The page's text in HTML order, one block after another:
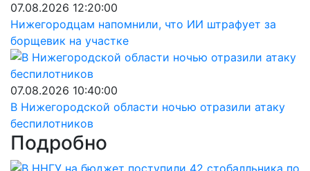
07.08.2026 12:20:00
Нижегородцам напомнили, что ИИ штрафует за
борщевик на участке
07.08.2026 10:40:00
В Нижегородской области ночью отразили атаку
беспилотников
Подробно